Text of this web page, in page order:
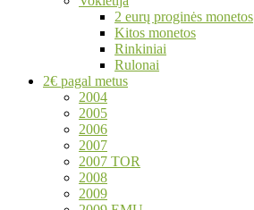
2 eurų proginės monetos
Kitos monetos
Rinkiniai
Rulonai
2€ pagal metus
2004
2005
2006
2007
2007 TOR
2008
2009